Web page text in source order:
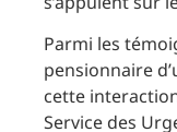
Parmi les
pensionnaire
cette
Service des